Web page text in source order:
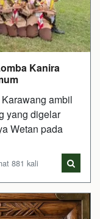
Kanira
ambil
yang digelar
Wetan pada
881 kali